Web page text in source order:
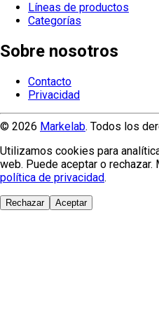
Líneas de productos
Categorías
Sobre nosotros
Contacto
Privacidad
© 2026 Markelab. Todos los
Utilizamos cookies para
web. Puede aceptar o
política de privacidad.
Rechazar Aceptar